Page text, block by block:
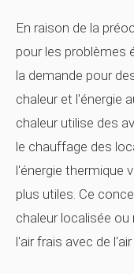
En raison de la
pour les problèmes
la demande pour
chaleur et l'énergie
chaleur utilise des
le chauffage des
l'énergie thermique
plus utiles. Ce
chaleur localisée
l'air frais avec de